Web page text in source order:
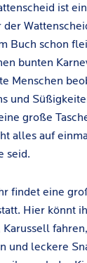
ist
Buch schon
bunten
Menschen
und
große
alles auf
seid.
findet eine
Hier könnt
und leckere